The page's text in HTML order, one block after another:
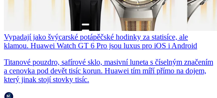
Vypadají jako švýcarské potápěčské hodinky za statisíce, ale
klamou. Huawei Watch GT 6 Pro jsou luxus pro iOS i Android
Titanové pouzdro, safírové sklo, masivní luneta s číselným značením
a cenovka pod devět tisíc korun. Huawei tím míří přímo na dojem,
který jinak stojí stovky tisíc.